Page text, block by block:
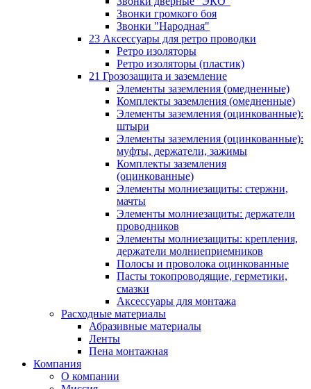
Звонки громкого боя
Звонки "Народная"
23 Аксессуары для ретро проводки
Ретро изоляторы
Ретро изоляторы (пластик)
21 Грозозащита и заземление
Элементы заземления (омедненные)
Комплекты заземления (омедненные)
Элементы заземления (оцинкованные):
штыри
Элементы заземления (оцинкованные):
муфты, держатели, зажимы
Комплекты заземления
(оцинкованные)
Элементы молниезащиты: стержни,
мачты
Элементы молниезащиты: держатели
проводников
Элементы молниезащиты: крепления,
держатели молниеприемников
Полосы и проволока оцинкованные
Пасты токопроводящие, герметики,
смазки
Аксессуары для монтажа
Расходные материалы
Абразивные материалы
Ленты
Пена монтажная
Компания
О компании